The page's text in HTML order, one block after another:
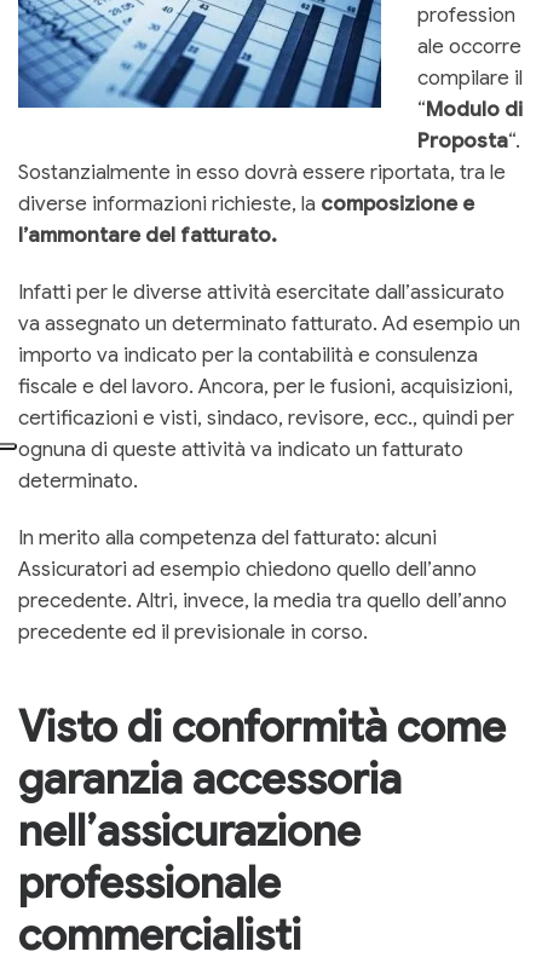
profession
ale occorre
compilare il
“Modulo di
Proposta“.
Sostanzialmente in esso dovrà essere riportata, tra le
diverse informazioni richieste, la composizione e
l’ammontare del fatturato.
Infatti per le diverse attività esercitate dall’assicurato
va assegnato un determinato fatturato. Ad esempio un
importo va indicato per la contabilità e consulenza
fiscale e del lavoro. Ancora, per le fusioni, acquisizioni,
certificazioni e visti, sindaco, revisore, ecc., quindi per
ognuna di queste attività va indicato un fatturato
determinato.
In merito alla competenza del fatturato: alcuni
Assicuratori ad esempio chiedono quello dell’anno
precedente. Altri, invece, la media tra quello dell’anno
precedente ed il previsionale in corso.
Visto di conformità come
garanzia accessoria
nell’assicurazione
professionale
commercialisti